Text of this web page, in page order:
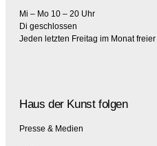
Mi – Mo 10 – 20 Uhr
Di geschlossen
Jeden letzten Freitag im Monat
Haus der Kunst folgen
Presse & Medien